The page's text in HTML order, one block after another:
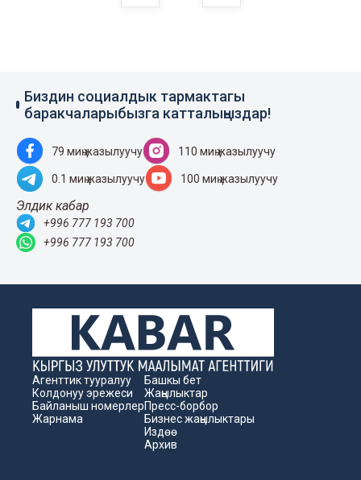
Биздин социалдык тармактагы
баракчаларыбызга катталыңыздар!
79 миң жазылуучу 110 миң жазылуучу
0.1 миң жазылуучу 100 миң жазылуучу
Элдик кабар
+996 777 193 700
+996 777 193 700
Агенттик тууралуу
Колдонуу эрежеси
Байланыш номерлер
Жарнама
Башкы бет
Жаңылыктар
Пресс-борбор
Бизнес жаңылыктары
Издөө
Архив